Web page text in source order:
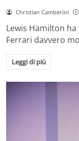
Christian Camberini
Lewis Hamilton
Ferrari davvero
Leggi di più